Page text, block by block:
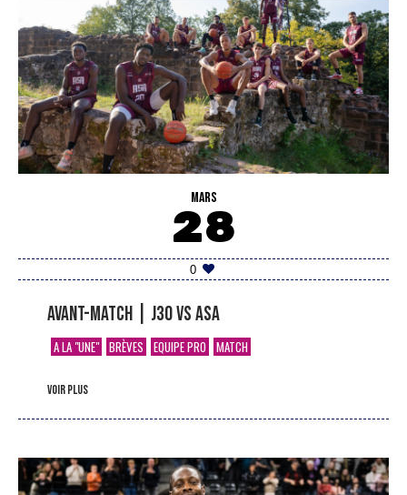
MARS
28
0
Avant-match | J30 vs ASA
A LA "UNE" BRÈVES EQUIPE PRO MATCH
voir plus